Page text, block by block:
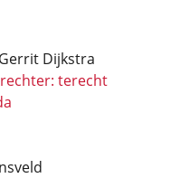
Gerrit Dijkstra
terecht